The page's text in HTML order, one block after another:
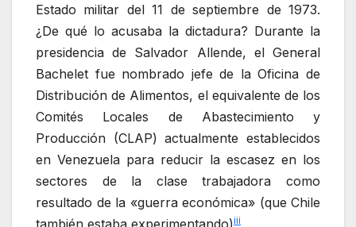
Estado militar del 11 de septiembre de 1973.
¿De qué lo acusaba la dictadura? Durante la
presidencia de Salvador Allende, el General
Bachelet fue nombrado jefe de la Oficina de
Distribución de Alimentos, el equivalente de los
Comités Locales de Abastecimiento y
Producción (CLAP) actualmente establecidos
en Venezuela para reducir la escasez en los
sectores de la clase trabajadora como
resultado de la «guerra económica» (que Chile
iii